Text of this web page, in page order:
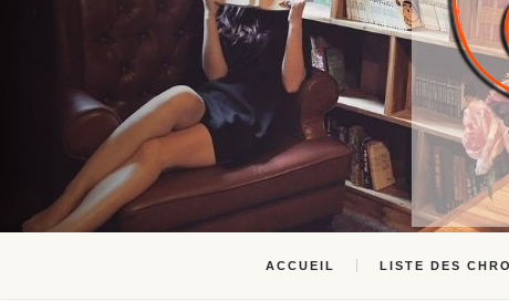
ACCUEIL LISTE DES